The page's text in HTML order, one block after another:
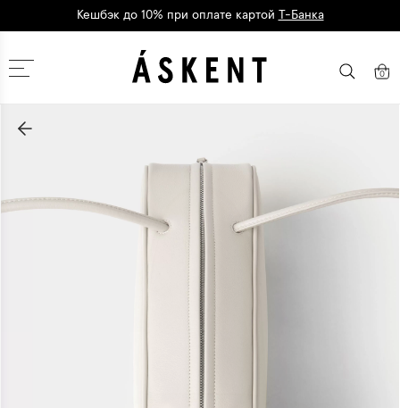
Кешбэк до 10% при оплате картой Т-Банка
Москва 0